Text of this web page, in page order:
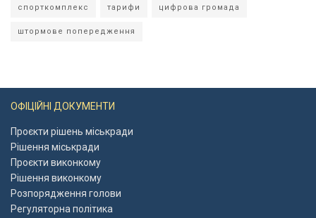
спорткомплекс тарифи цифрова громада
штормове попередження
ОФІЦІЙНІ ДОКУМЕНТИ
Проєкти рішень міськради
Рішення міськради
Проєкти виконкому
Рішення виконкому
Розпорядження голови
Регуляторна політика